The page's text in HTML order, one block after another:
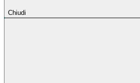
Chiudi